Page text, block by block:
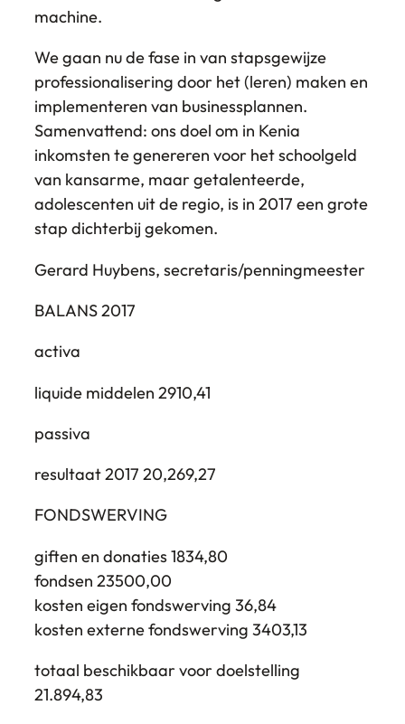
machine.
We gaan nu de fase in van stapsgewijze
professionalisering door het (leren) maken en
implementeren van businessplannen.
Samenvattend: ons doel om in Kenia
inkomsten te genereren voor het schoolgeld
van kansarme, maar getalenteerde,
adolescenten uit de regio, is in 2017 een grote
stap dichterbij gekomen.
Gerard Huybens, secretaris/penningmeester
BALANS 2017
activa
liquide middelen 2910,41
passiva
resultaat 2017 20,269,27
FONDSWERVING
giften en donaties 1834,80
fondsen 23500,00
kosten eigen fondswerving 36,84
kosten externe fondswerving 3403,13
totaal beschikbaar voor doelstelling
21.894,83